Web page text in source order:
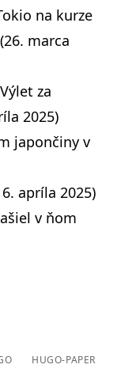
na kurze
(26. marca
za
2025)
japončiny v
apríla 2025)
v ňom
HUGO-PAPER